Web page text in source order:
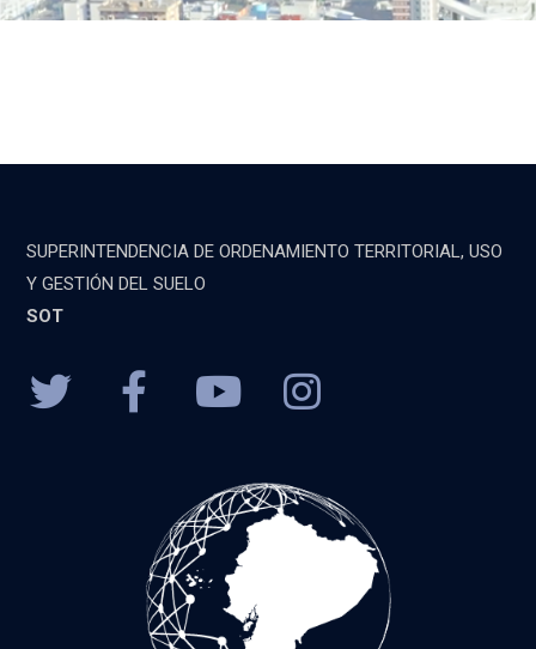
SUPERINTENDENCIA DE ORDENAMIENTO TERRITORIAL, USO
Y GESTIÓN DEL SUELO
SOT